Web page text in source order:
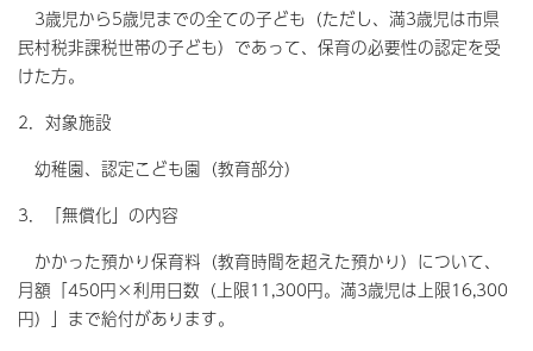
3歳児から5歳児までの全ての子ども（ただし、満3歳児は市県
民村税非課税世帯の子ども）であって、保育の必要性の認定を受
けた方。
2．対象施設
幼稚園、認定こども園（教育部分）
3．「無償化」の内容
かかった預かり保育料（教育時間を超えた預かり）について、
月額「450円×利用日数（上限11,300円。満3歳児は上限16,300
円）」まで給付があります。